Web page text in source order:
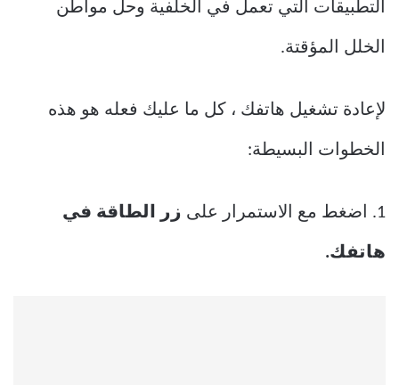
التطبيقات التي تعمل في الخلفية وحل مواطن
الخلل المؤقتة.
لإعادة تشغيل هاتفك ، كل ما عليك فعله هو هذه
الخطوات البسيطة:
1. اضغط مع الاستمرار على زر الطاقة في
هاتفك.